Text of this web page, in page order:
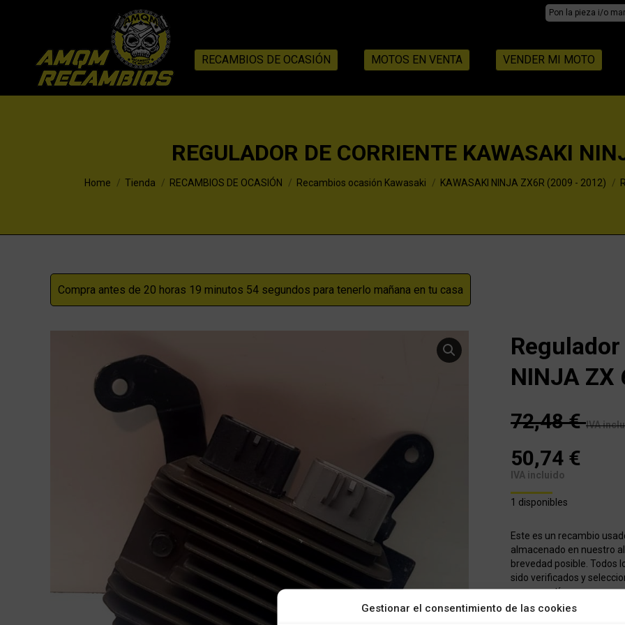
Gestionar el consentimiento de las cookies
Search:
RECAMBIOS DE OCASIÓN MOTOS EN VENTA VENDER MI MOTO
REGULADOR DE CORRIENTE KAWASAKI
You are here:
Home Tienda RECAMBIOS DE OCASIÓN Recambios ocasión Kawasaki KAWASAKI NINJA ZX6R (2009 - 2012)
Compra antes de 20 horas 19 minutos 53 segundos para tenerlo mañana en tu casa
NINJA ZX
72,48€ IVA
50,74 €
IVA incluido
1 disponibles
Este es un recambio
almacenado en nuestro
brevedad posible. Todos
sido verificados y
con garantía